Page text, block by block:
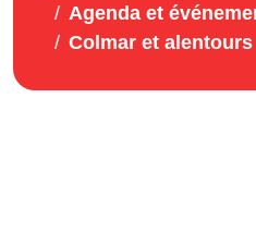
Agenda et
Colmar et alentours